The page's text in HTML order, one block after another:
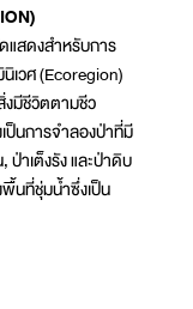
แสดงสำหรับการ
เวศ (Ecoregion)
มีชีวิตตามชีว
นการจำลองป่าที่มี
าเต็งรัง และป่าดิบ
นที่ชุ่มน้ำซึ่งเป็น